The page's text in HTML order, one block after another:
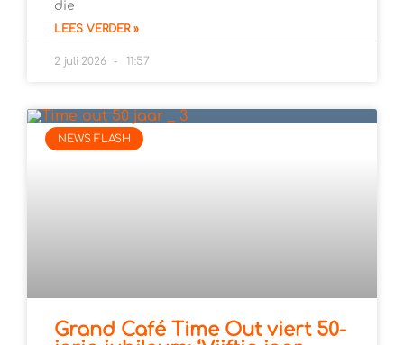
die
LEES VERDER »
2 juli 2026 11:57
NEWS FLASH
Grand Café Time Out viert 50-